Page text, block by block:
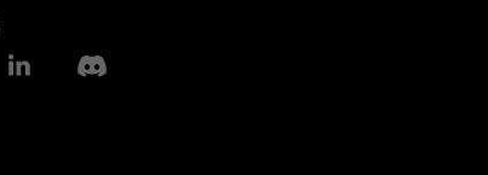
LinkedinDiscord